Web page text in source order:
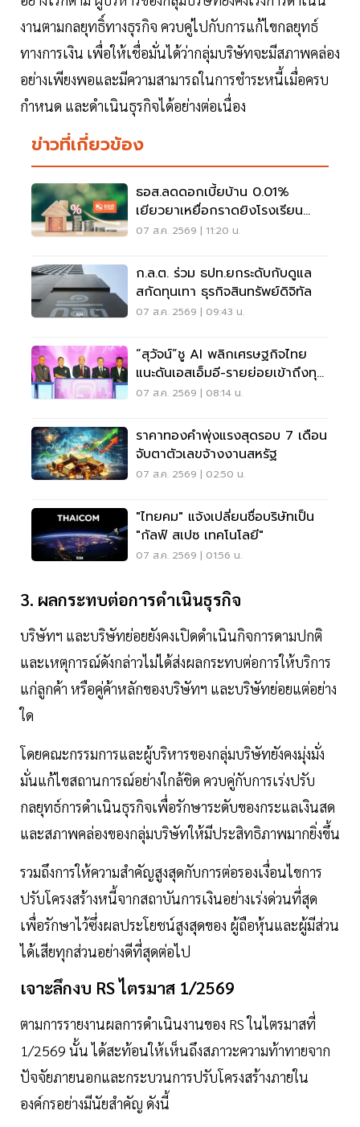
งานตามกลยุทธิ์ทางธุรกิจ ควบคู่ไปกับการแก้ไขกลยุทธ์
ทางการเงิน เพื่อให้เชื่อมั่นได้ว่ากลุ่มบริษัทจะมีสภาพคล่อง
อย่างเพียงพอและมีความสามารถในการชำระหนี้เมื่อครบ
กำหนด และดำเนินธุรกิจได้อย่างต่อเนื่อง
ข่าวที่เกี่ยวข้อง
ธอส.ลดดอกเบี้ยบ้าน 0.01%
เยียวยาเหยื่อกราดยิงโรงเรียน
จ.นนทบุรี
07 ส.ค. 2569 | 11:20 น.
ก.ล.ต. ร่วม ธปท.ยกระดับกับดูแล
สกัดทุนเทา ธุรกิจสินทรัพย์ดิจิทัล
07 ส.ค. 2569 | 09:43 น.
“สุวัจน์”ชู AI พลิกเศรษฐกิจไทย
แนะดันเอสเอ็มอี-รายย่อยเข้าถึงทุน
ฝ่าวิกฤต
07 ส.ค. 2569 | 08:14 น.
ราคาทองคำพุ่งแรงสุดรอบ 7 เดือน
จับตาตัวเลขจ้างงานสหรัฐ
07 ส.ค. 2569 | 02:50 น.
"ไทยคม" แจ้งเปลี่ยนชื่อบริษัทเป็น
"กัลฟ์ สเปซ เทคโนโลยี"
07 ส.ค. 2569 | 01:56 น.
3. ผลกระทบต่อการดำเนินธุรกิจ
บริษัทฯ และบริษัทย่อยยังคงเปิดดำเนินกิจการดามปกติ
และเหตุการณ์ดังกล่าวไม่ได้ส่งผลกระทบต่อการให้บริการ
แก่ลูกค้า หรือคู่ค้าหลักของบริษัทฯ และบริษัทย่อยแต่อย่าง
ใด
โดยคณะกรรมการและผู้บริหารของกลุ่มบริษัทยังคงมุ่งมั่ง
มั่นแก้ไขสถานการณ์อย่างใกล้ชิด ควบคู่กับการเร่งปรับ
กลยุทธ์การดำเนินธุรกิจเพื่อรักษาระดับของกระแลเงินสด
และสภาพคล่องของกลุ่มบริษัทให้มีประสิทธิภาพมากยิ่งขึ้น
รวมถึงการให้ความสำคัญสูงสุดกับการต่อรองเงื่อนไขการ
ปรับโครงสร้างหนี้จากสถาบันการเงินอย่างเร่งด่วนที่สุด
เพื่อรักษาไว้ซึ่งผลประโยชน์สูงสุดของ ผู้ถือหุ้นและผู้มีส่วน
ได้เสียทุกส่วนอย่างดีที่สุดต่อไป
เจาะลึกงบ RS ไตรมาส 1/2569
ตามการรายงานผลการดำเนินงานของ RS ในไตรมาสที่
1/2569 นั้น ได้สะท้อนให้เห็นถึงสภาวะความท้าทายจาก
ปัจจัยภายนอกและกระบวนการปรับโครงสร้างภายใน
องค์กรอย่างมีนัยสำคัญ ดังนี้